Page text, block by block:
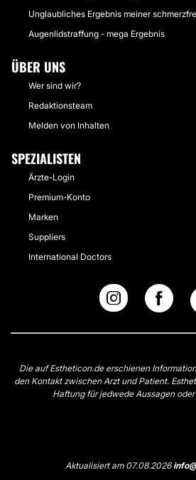
Unglaubliches Ergebnis meiner
Augenlidstraffung - mega Ergebnis
ÜBER UNS
Wer sind wir?
Redaktionsteam
Melden von Inhalten
SPEZIALISTEN
Ärzte-Login
Premium-Konto
Marken
Suppliers
International Doctors
Die auf Estheticon.de erschienen
den Kontakt zwischen Arzt und Patient.
Haftung für jedwede Aussagen
Aktualisiert am 07.08.2026